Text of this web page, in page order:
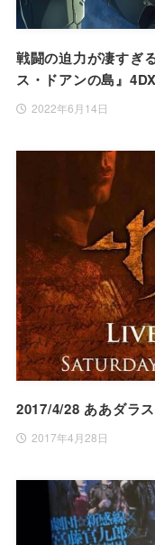
戦闘の迫力が凄すぎ
ス・ドアンの島』
2022年6月14日
2017/4/28 ああダラ
2017年4月28日